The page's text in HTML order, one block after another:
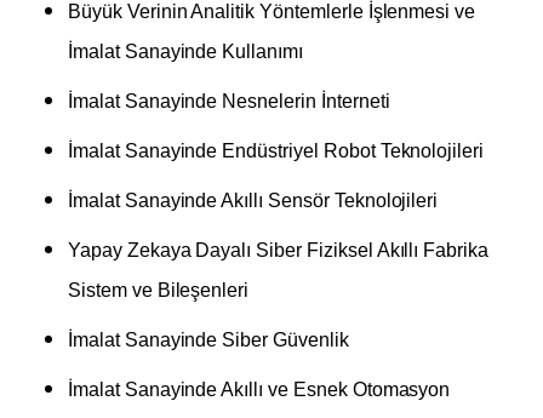
Büyük Verinin Analitik Yöntemlerle İşlenmesi ve
İmalat Sanayinde Kullanımı
İmalat Sanayinde Nesnelerin İnterneti
İmalat Sanayinde Endüstriyel Robot Teknolojileri
İmalat Sanayinde Akıllı Sensör Teknolojileri
Yapay Zekaya Dayalı Siber Fiziksel Akıllı Fabrika
Sistem ve Bileşenleri
İmalat Sanayinde Siber Güvenlik
İmalat Sanayinde Akıllı ve Esnek Otomasyon